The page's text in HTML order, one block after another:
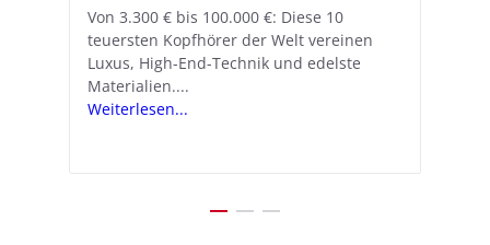
Von 3.300 € bis 100.000 €: Diese 10
teuersten Kopfhörer der Welt vereinen
Luxus, High-End-Technik und edelste
Materialien....
Weiterlesen...
Mit iOS 18.1 und den AirPods Pro 2
verwandelt Apple seine In-Ear-Kopfhörer
in kostengünstige Hörhilfen. In wenigen
Schritten...
Weiterlesen...